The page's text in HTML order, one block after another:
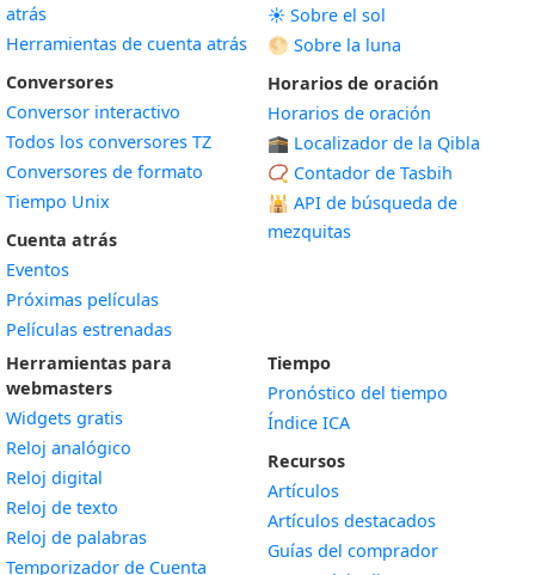
atrás
Herramientas de cuenta atrás
Conversores
Conversor interactivo
Todos los conversores TZ
Conversores de formato
Tiempo Unix
Cuenta atrás
Eventos
Próximas películas
Películas estrenadas
☀️ Sobre el sol
🌕 Sobre la luna
Horarios de oración
Horarios de oración
🕋 Localizador de la Qibla
📿 Contador de Tasbih
🕌 API de búsqueda de
mezquitas
Herramientas para
webmasters
Widgets gratis
Reloj analógico
Reloj digital
Reloj de texto
Reloj de palabras
Temporizador de Cuenta
Tiempo
Pronóstico del tiempo
Índice ICA
Recursos
Artículos
Artículos destacados
Guías del comprador